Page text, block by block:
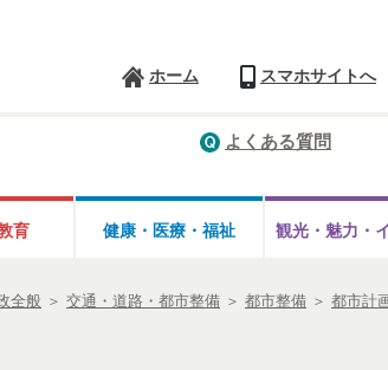
ホーム スマホサイトへ
よくある質問
育 健康・医療・ 福祉 観光・魅力・
全般 ＞ 交通・道路・都市整備 ＞ 都市整備 ＞ 都市計